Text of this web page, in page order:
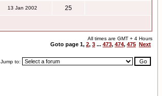
13 Jan 2002 25
All times are GMT + 4 Hours
Goto page 1, 2, 3 ... 473, 474, 475 Next
Jump to: